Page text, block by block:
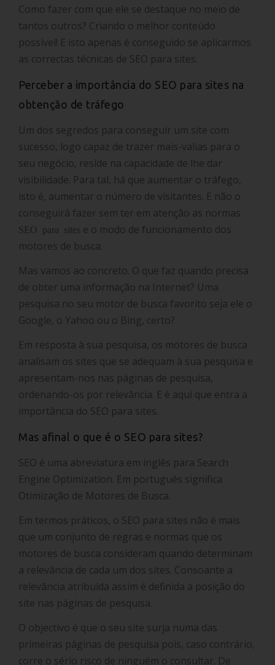
Como fazer com que ele se destaque no meio de
tantos outros? Criando o melhor conteúdo
possível! E isto apenas é conseguido se aplicarmos
as correctas técnicas de SEO para sites.
Perceber a importância do SEO para sites na
obtenção de tráfego
Um dos segredos para conseguir um site com
sucesso, logo capaz de trazer mais-valias para o
seu negócio, reside na capacidade de lhe dar
visibilidade. Para tal, há que aumentar o tráfego,
isto é, aumentar o número de visitantes. E não o
conseguirá fazer sem ter em atenção as normas
SEO para sites e o modo de funcionamento dos
motores de busca.
Mas vamos ao concreto. O que faz quando precisa
de obter uma informação na Internet? Uma
pesquisa no seu motor de busca favorito seja ele o
Google, o Yahoo ou o Bing, certo?
Em resposta à sua pesquisa, os motores de busca
analisam os sites que se adequam à sua pesquisa e
apresentam-nos nas páginas de pesquisa,
ordenando-os por relevância. E é aqui que entra a
importância do SEO para sites.
Mas afinal o que é o SEO para sites?
SEO é uma abreviatura em inglês para Search
Engine Optimization. Em português significa
Otimização de Motores de Busca.
Em termos práticos, o SEO para sites não é mais
que um conjunto de regras e normas que os
motores de busca consideram quando determinam
a relevância de cada um dos sites. Consoante a
relevância atribuída assim é definida a posição do
site nas páginas de pesquisa.
O objectivo é que o seu site surja numa das
primeiras páginas de pesquisa pois, caso contrário,
corre o sério risco de ninguém o consultar. De